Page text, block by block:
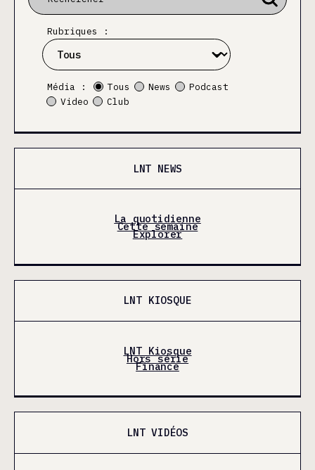
Rubriques :
Média : Tous News
Podcast
Video
Club
LNT NEWS
La quotidienne
Cette semaine
Explorer
LNT KIOSQUE
LNT Kiosque
Hors série
Finance
LNT VIDÉOS